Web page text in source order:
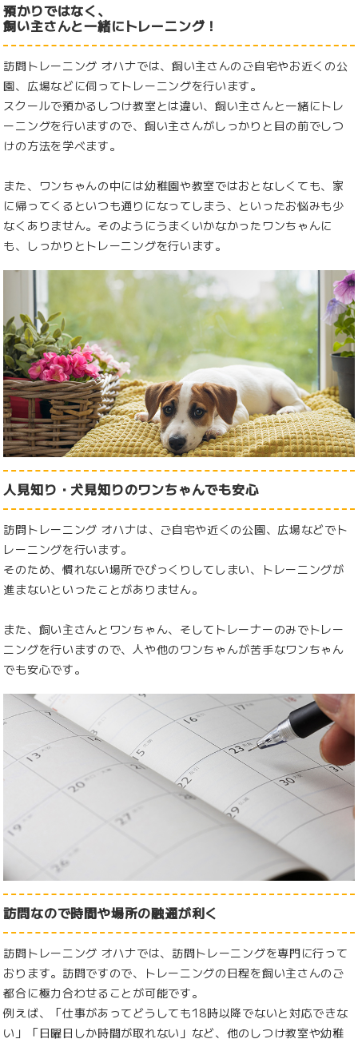
預かりではなく、
飼い主さんと一緒にトレーニング！
訪問トレーニング オハナでは、飼い主さんのご自宅やお近くの公
園、広場などに伺ってトレーニングを行います。
スクールで預かるしつけ教室とは違い、飼い主さんと一緒にトレ
ーニングを行いますので、飼い主さんがしっかりと目の前でしつ
けの方法を学べます。
また、ワンちゃんの中には幼稚園や教室ではおとなしくても、家
に帰ってくるといつも通りになってしまう、といったお悩みも少
なくありません。そのようにうまくいかなかったワンちゃんに
も、しっかりとトレーニングを行います。
人見知り・犬見知りのワンちゃんでも安心
訪問トレーニング オハナは、ご自宅や近くの公園、広場などでト
レーニングを行います。
そのため、慣れない場所でびっくりしてしまい、トレーニングが
進まないといったことがありません。
また、飼い主さんとワンちゃん、そしてトレーナーのみでトレー
ニングを行いますので、人や他のワンちゃんが苦手なワンちゃん
でも安心です。
訪問なので時間や場所の融通が利く
訪問トレーニング オハナでは、訪問トレーニングを専門に行って
おります。訪問ですので、トレーニングの日程を飼い主さんのご
都合に極力合わせることが可能です。
例えば、「仕事があってどうしても18時以降でないと対応できな
い」「日曜日しか時間が取れない」など、他のしつけ教室や幼稚